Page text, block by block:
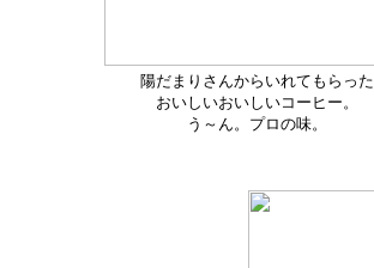
陽だまりさんからいれてもらった
おいしいおいしいコーヒー。
う～ん。プロの味。